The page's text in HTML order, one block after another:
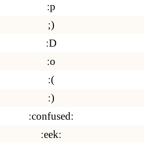
:p
;)
:D
:o
:(
:)
:confused:
:eek: